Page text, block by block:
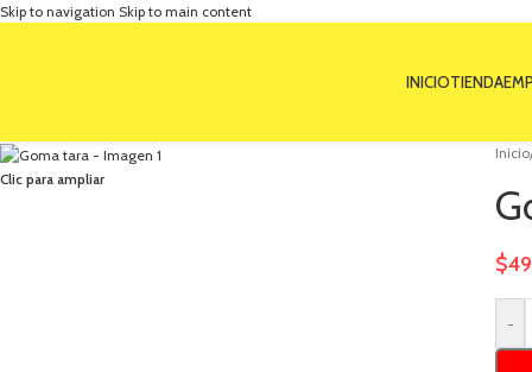
Skip to navigation Skip to main content
INICIOTIENDA
Clic para ampliar
Inicio
$
-